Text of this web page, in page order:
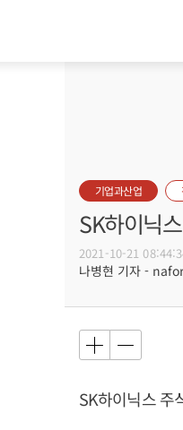
기업과산업
SK하이닉
2021-10-21
나병현 기자 -
SK하이닉스 주